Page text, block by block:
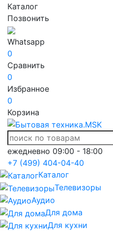
Каталог
Позвонить
Whatsapp
0
Сравнить
0
Избранное
0
Корзина
ежедневно 09:00 - 18:00
+7 (499) 404-04-40
Каталог
Телевизоры
Аудио
Для дома
Для кухни